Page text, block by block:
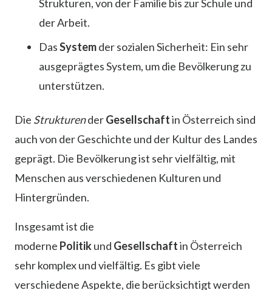
Strukturen, von der Familie bis zur Schule und
der Arbeit.
DasSystemder sozialen Sicherheit: Ein sehr
ausgeprägtes System, um die Bevölkerung zu
unterstützen.
Die StrukturenderGesellschaftin Österreich sind
auch von der Geschichte und der Kultur des Landes
geprägt. Die Bevölkerung ist sehr vielfältig, mit
Menschen aus verschiedenen Kulturen und
Hintergründen.
Insgesamt ist die
moderne Politikund Gesellschaftin Österreich
sehr komplex und vielfältig. Es gibt viele
verschiedene Aspekte, die berücksichtigt werden